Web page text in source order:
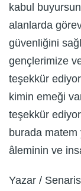
kabul
alanlarda
güvenliğini
gençlerimize
teşekkür
kimin emeği
teşekkür
burada matem
âleminin ve
Yazar /